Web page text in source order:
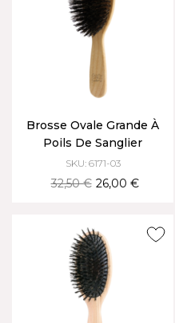
Brosse Ovale Grande À
Poils De Sanglier
SKU: 6171-03
32,50 € 26,00 €